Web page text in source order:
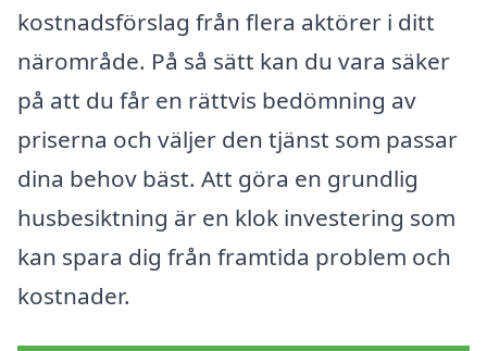
kostnadsförslag från flera aktörer i ditt
närområde. På så sätt kan du vara säker
på att du får en rättvis bedömning av
priserna och väljer den tjänst som passar
dina behov bäst. Att göra en grundlig
husbesiktning är en klok investering som
kan spara dig från framtida problem och
kostnader.